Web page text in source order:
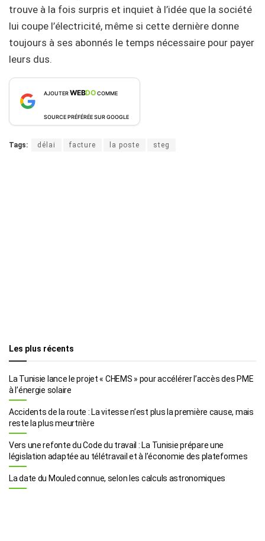
trouve à la fois surpris et inquiet à l’idée que la société
lui coupe l’électricité, même si cette dernière donne
toujours à ses abonnés le temps nécessaire pour payer
leurs dus.
AJOUTERWEBDOCOMME
SOURCE PRÉFÉRÉE SUR GOOGLE
Tags: délai facture la poste steg
Les plus récents
La Tunisie lance le projet « CHEMS » pour accélérer l’accès des PME
à l’énergie solaire
Accidents de la route : La vitesse n’est plus la première cause, mais
reste la plus meurtrière
Vers une refonte du Code du travail : La Tunisie prépare une
législation adaptée au télétravail et à l’économie des plateformes
La date du Mouled connue, selon les calculs astronomiques